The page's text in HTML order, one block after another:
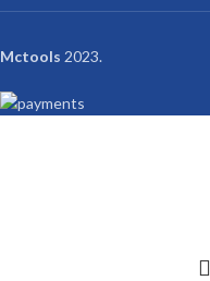
Mctools 2023.